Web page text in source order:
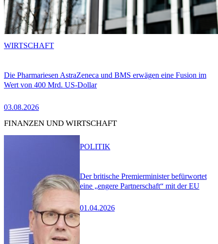
Die Pharmariesen AstraZeneca und BMS erwägen eine Fusion im
Wert von 400 Mrd. US-Dollar
03.08.2026
WIRTSCHAFT
FINANZEN UND WIRTSCHAFT
Der britische Premierminister befürwortet
eine „engere Partnerschaft“ mit der EU
01.04.2026
POLITIK